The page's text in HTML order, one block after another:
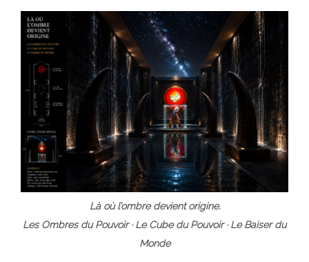
Là où l’ombre devient origine.
Les Ombres du Pouvoir · Le Cube du Pouvoir · Le Baiser du
Monde